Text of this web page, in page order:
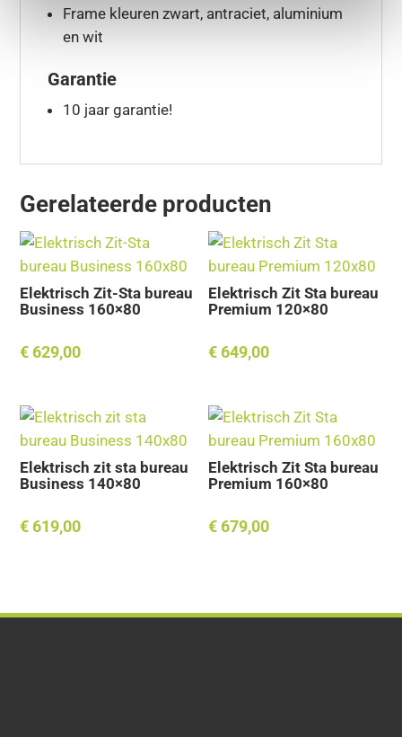
Frame kleuren zwart, antraciet, aluminium
en wit
Garantie
10 jaar garantie!
Gerelateerde producten
Elektrisch Zit-Sta bureau
Business 160×80
€629,00
Elektrisch Zit Sta bureau
Premium 120×80
€649,00
Elektrisch zit sta bureau
Business 140×80
€619,00
Elektrisch Zit Sta bureau
Premium 160×80
€679,00